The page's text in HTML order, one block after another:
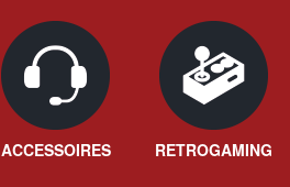
ACCESSOIRES RETROGAMING